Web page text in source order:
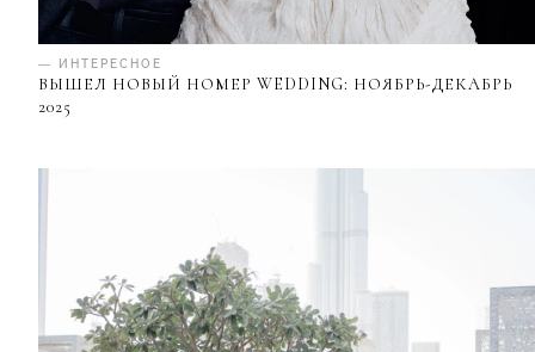
— ИНТЕРЕСНОЕ
ВЫШЕЛ НОВЫЙ НОМЕР WEDDING: НОЯБРЬ-ДЕКАБРЬ
2025